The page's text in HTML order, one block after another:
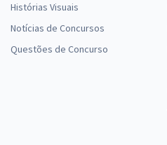
Histórias Visuais
Notícias de Concursos
Questões de Concurso